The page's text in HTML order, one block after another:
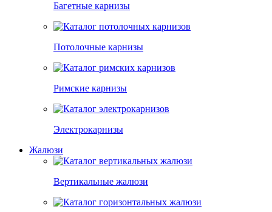
Багетные карнизы
Потолочные карнизы
Римские карнизы
Электрокарнизы
Жалюзи
Вертикальные жалюзи